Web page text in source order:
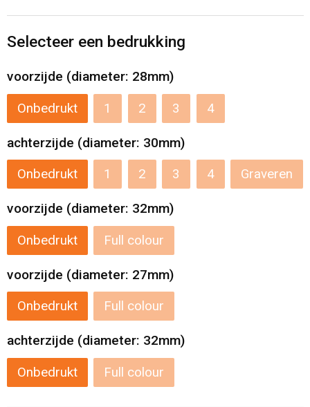
Trolleys
Waterbestendige tassen
Draagtassen
Fietstassen
Collegetassen
Promotietassen
Reistassensets
Aktetassen
Selecteer een bedrukking
voorzijde (diameter: 28mm)
Onbedrukt 1 2 3 4
achterzijde (diameter: 30mm)
Onbedrukt 1 2 3 4 Graveren
voorzijde (diameter: 32mm)
Onbedrukt Full colour
voorzijde (diameter: 27mm)
Onbedrukt Full colour
achterzijde (diameter: 32mm)
Onbedrukt Full colour